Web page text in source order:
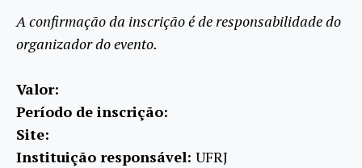
A confirmação da inscrição é de responsabilidade do
organizador do evento.
Valor:
Período de inscrição:
Site:
Instituição responsável: UFRJ